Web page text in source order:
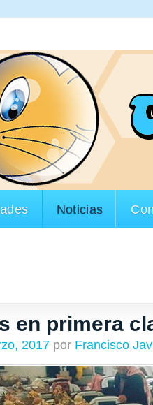
Noticias
en primera
2017 por Francisco